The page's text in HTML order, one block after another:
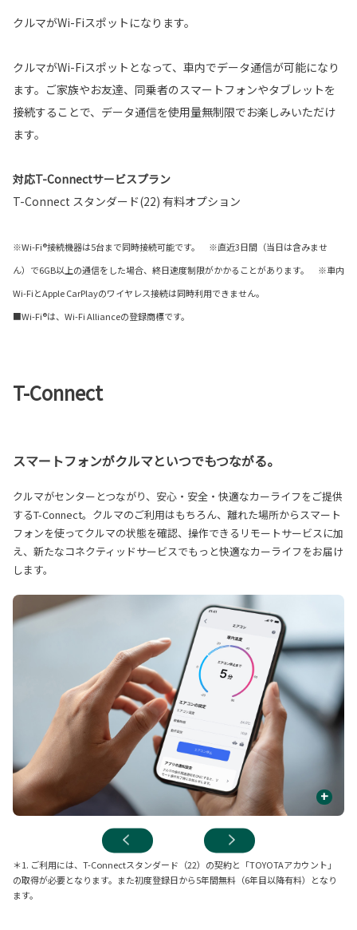
クルマがWi-Fiスポットになります。
クルマがWi-Fiスポットとなって、車内でデータ通信が可能になり
ます。ご家族やお友達、同乗者のスマートフォンやタブレットを
接続することで、データ通信を使用量無制限でお楽しみいただけ
ます。
対応T-Connectサービスプラン
T-Connect スタンダード(22) 有料オプション
※Wi-Fi®接続機器は5台まで同時接続可能です。 ※直近3日間（当日は含みませ
ん）で6GB以上の通信をした場合、終日速度制限がかかることがあります。 ※車内
Wi-FiとApple CarPlayのワイヤレス接続は同時利用できません。
■Wi-Fi®は、Wi-Fi Allianceの登録商標です。
T-Connect
スマートフォンがクルマといつでもつながる。
クルマがセンターとつながり、安心・安全・快適なカーライフをご提供
するT-Connect。クルマのご利用はもちろん、離れた場所からスマート
フォンを使ってクルマの状態を確認、操作できるリモートサービスに加
え、新たなコネクティッドサービスでもっと快適なカーライフをお届け
します。
+
＊1. ご利用には、T-Connectスタンダード（22）の契約と「TOYOTAアカウント」
の取得が必要となります。また初度登録日から5年間無料（6年目以降有料）となり
ます。